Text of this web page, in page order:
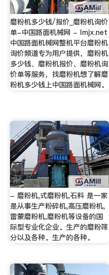
磨粉机多少钱/报价_磨粉机询价
单-中国路面机械网 - lmjx.net
中国路面机械网整机平台磨粉机
询价频道专为用户提供，磨粉机
多少钱、磨粉机报价、磨粉机询
价单等服务，找磨粉机想了解磨
粉机多少钱上中国路面机械网。
- 磨粉机,式磨粉机,石料 是一家
是从事生产粉碎机,高压磨粉机,
雷蒙磨粉机,磨粉机等设备的国
际型专业化企业。生产的磨粉筛
分以及各种。生产的各种。